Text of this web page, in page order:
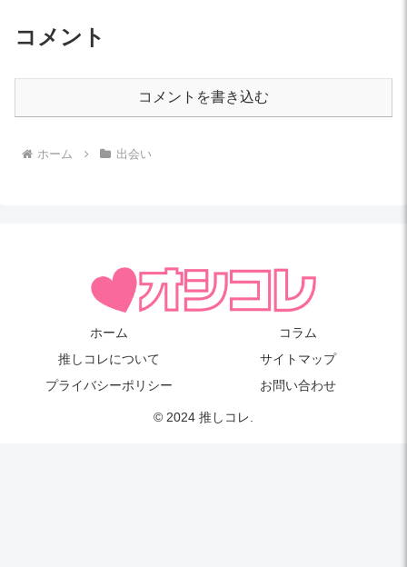
コメント
コメントを書き込む
ホーム 出会い
ホーム
コラム
推しコレについて
サイトマップ
プライバシーポリシー
お問い合わせ
© 2024 推しコレ.